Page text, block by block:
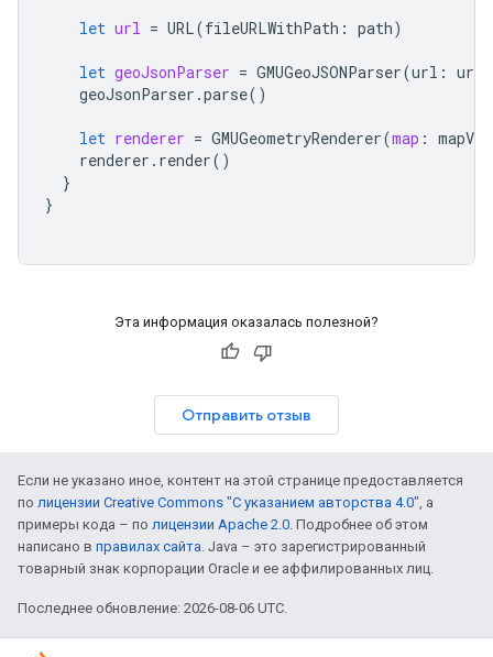
let url = URL(fileURLWithPath : path)
let geoJsonParser = GMUGeoJSONParser(url : url
geoJsonParser .parse()
let renderer = GMUGeometryRenderer(map :
renderer . render()
}
}
Эта информация оказалась полезной?
Отправить отзыв
Если не указано иное, контент на этой странице предоставляется
по лицензии Creative Commons "С указанием авторства 4.0", а
примеры кода – по лицензии Apache 2.0. Подробнее об этом
написано в правилах сайта. Java – это зарегистрированный
товарный знак корпорации Oracle и ее аффилированных лиц.
Последнее обновление: 2026-08-06 UTC.